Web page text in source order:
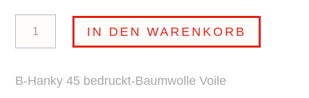
Hanky
Check/
IN DEN WARENKORB
B-Hanky 45 bedruckt-Baumwolle Voile